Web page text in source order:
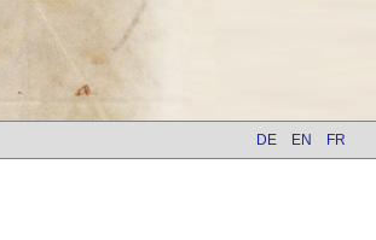
DE EN FR